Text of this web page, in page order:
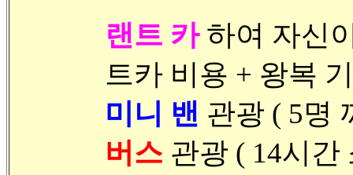
랜트 카하여 자신
트카 비용 + 왕복
미니 밴 관광 ( 5명
버스 관광 ( 14시간